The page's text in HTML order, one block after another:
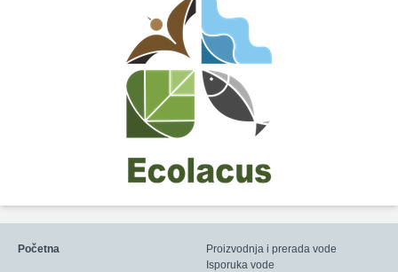
Početna
Proizvodnja i prerada vode
Isporuka vode